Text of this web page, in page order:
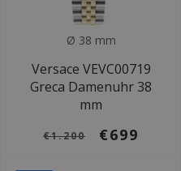
Ø 38 mm
Versace VEVC00719
Greca Damenuhr 38
mm
€1.200 €699